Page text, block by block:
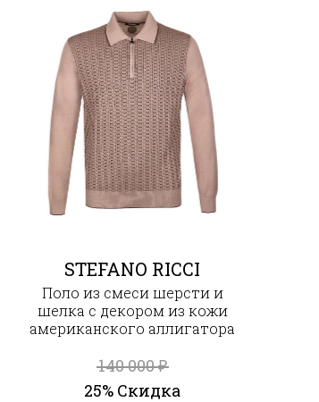
STEFANO RICCI
Поло из смеси шерсти и
шелка с декором из кожи
американского аллигатора
140 000₽
25% Скидка